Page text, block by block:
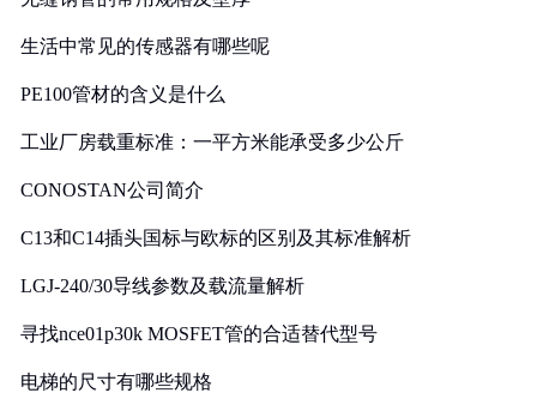
生活中常见的传感器有哪些呢
PE100管材的含义是什么
工业厂房载重标准：一平方米能承受多少公斤
CONOSTAN公司简介
C13和C14插头国标与欧标的区别及其标准解析
LGJ-240/30导线参数及载流量解析
寻找nce01p30k MOSFET管的合适替代型号
电梯的尺寸有哪些规格